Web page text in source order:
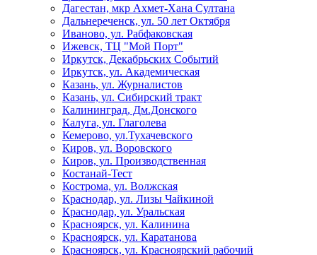
Дагестан, мкр Ахмет-Хана Султана
Дальнереченск, ул. 50 лет Октября
Иваново, ул. Рабфаковская
Ижевск, ТЦ "Мой Порт"
Иркутск, Декабрьских Событий
Иркутск, ул. Академическая
Казань, ул. Журналистов
Казань, ул. Сибирский тракт
Калининград, Дм.Донского
Калуга, ул. Глаголева
Кемерово, ул.Тухачевского
Киров, ул. Воровского
Киров, ул. Производственная
Костанай-Тест
Кострома, ул. Волжская
Краснодар, ул. Лизы Чайкиной
Краснодар, ул. Уральская
Красноярск, ул. Калинина
Красноярск, ул. Каратанова
Красноярск, ул. Красноярский рабочий